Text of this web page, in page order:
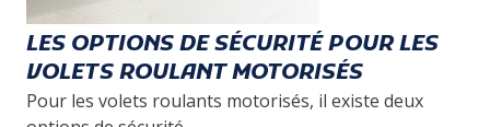
LES OPTIONS DE SÉCURITÉ POUR LES
VOLETS ROULANT MOTORISÉS
Pour les volets roulants motorisés, il existe deux